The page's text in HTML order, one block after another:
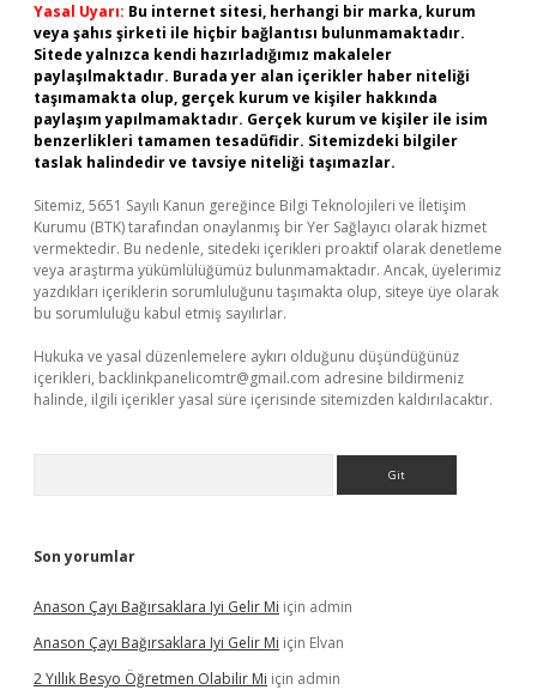
Yasal Uyarı: Bu internet sitesi, herhangi bir marka, kurum
veya şahıs şirketi ile hiçbir bağlantısı bulunmamaktadır.
Sitede yalnızca kendi hazırladığımız makaleler
paylaşılmaktadır. Burada yer alan içerikler haber niteliği
taşımamakta olup, gerçek kurum ve kişiler hakkında
paylaşım yapılmamaktadır. Gerçek kurum ve kişiler ile isim
benzerlikleri tamamen tesadüfidir. Sitemizdeki bilgiler
taslak halindedir ve tavsiye niteliği taşımazlar.
Sitemiz, 5651 Sayılı Kanun gereğince Bilgi Teknolojileri ve İletişim
Kurumu (BTK) tarafından onaylanmış bir Yer Sağlayıcı olarak hizmet
vermektedir. Bu nedenle, sitedeki içerikleri proaktif olarak denetleme
veya araştırma yükümlülüğümüz bulunmamaktadır. Ancak, üyelerimiz
yazdıkları içeriklerin sorumluluğunu taşımakta olup, siteye üye olarak
bu sorumluluğu kabul etmiş sayılırlar.
Hukuka ve yasal düzenlemelere aykırı olduğunu düşündüğünüz
içerikleri, backlinkpanelicomtr@gmail.com adresine bildirmeniz
halinde, ilgili içerikler yasal süre içerisinde sitemizden kaldırılacaktır.
Son yorumlar
Anason Çayı Bağırsaklara Iyi Gelir Mi için admin
Anason Çayı Bağırsaklara Iyi Gelir Mi için Elvan
2 Yıllık Besyo Öğretmen Olabilir Mi için admin